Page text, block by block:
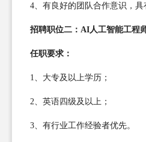
4、有良好的团队合作意识，具
招聘职位二：AI人工智能工程
任职要求：
1、大专及以上学历；
2、英语四级及以上；
3、有行业工作经验者优先。